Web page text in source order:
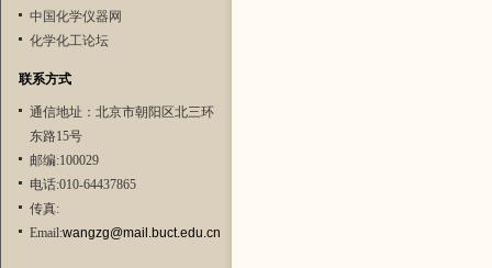
中国化学仪器网
化学化工论坛
联系方式
通信地址：北京市朝阳区北三环
东路15号
邮编:100029
电话:010-64437865
传真:
Email:wangzg@mail.buct.edu.cn